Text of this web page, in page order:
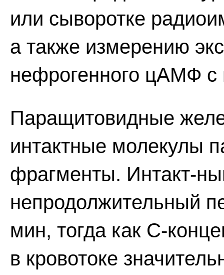
или сыворотке
а также измерению
нефрогенного цАМФ с
Паращитовидные
интактные молекулы
фрагменты. Интакт-
непродолжительный
мин, тогда как С-
в кровотоке